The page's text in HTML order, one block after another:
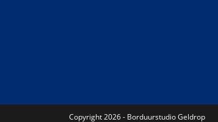
Copyright 2026 - Borduurstudio Geldrop